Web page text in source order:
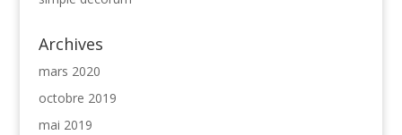
Archives
mars 2020
octobre 2019
mai 2019